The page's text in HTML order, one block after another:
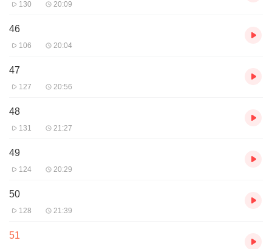
130 20:09
46
106 20:04
47
127 20:56
48
131 21:27
49
124 20:29
50
128 21:39
51